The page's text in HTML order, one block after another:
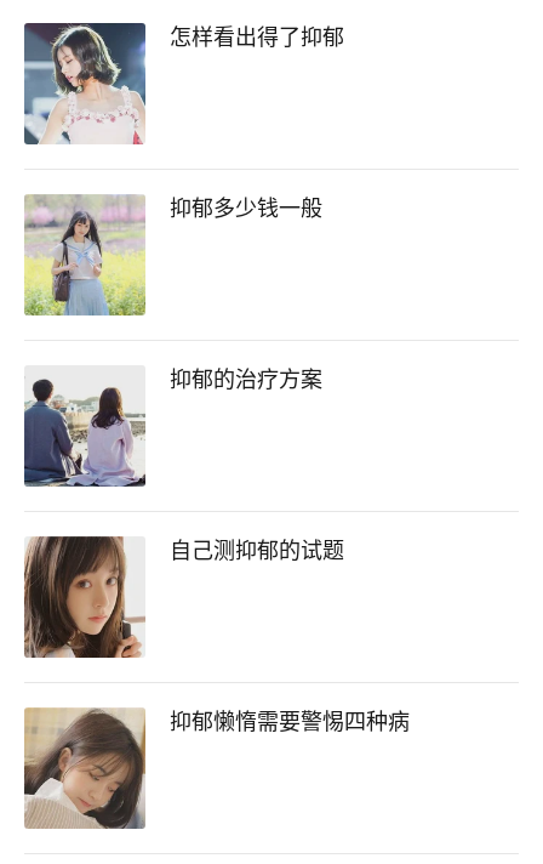
怎样看出得了抑郁
抑郁多少钱一般
抑郁的治疗方案
自己测抑郁的试题
抑郁懒惰需要警惕四种病